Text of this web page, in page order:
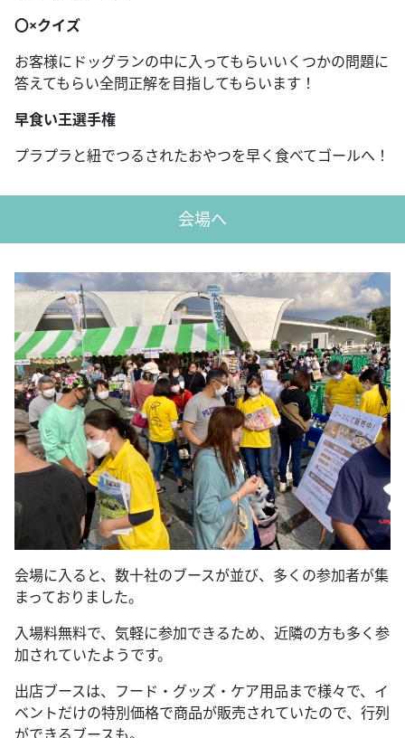
〇×クイズ
お客様にドッグランの中に入ってもらいいくつかの問題に
答えてもらい全問正解を目指してもらいます！
早食い王選手権
プラプラと紐でつるされたおやつを早く食べてゴールへ！
会場へ
会場に入ると、数十社のブースが並び、多くの参加者が集
まっておりました。
入場料無料で、気軽に参加できるため、近隣の方も多く参
加されていたようです。
出店ブースは、フード・グッズ・ケア用品まで様々で、イ
ベントだけの特別価格で商品が販売されていたので、行列